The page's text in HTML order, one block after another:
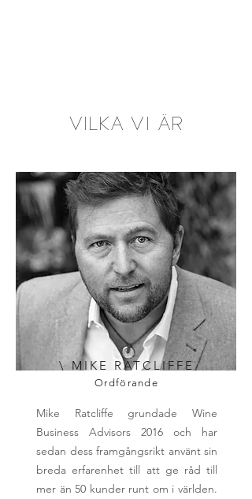
VILKA VI ÄR
\ MIKE RATCLIFFE
Ordförande
Mike Ratcliffe grundade Wine
Business Advisors 2016 och har
sedan dess framgångsrikt använt sin
breda erfarenhet till att ge råd till
mer än 50 kunder runt om i världen.